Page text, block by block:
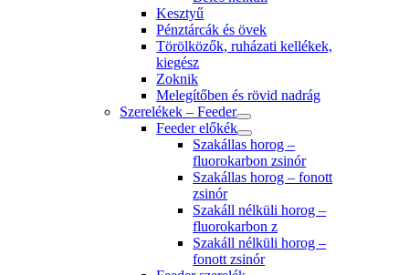
Kesztyű
Pénztárcák és övek
Törölközők, ruházati kellékek,
kiegész
Zoknik
Melegítőben és rövid nadrág
Szerelékek – Feeder
Feeder előkék
Szakállas horog –
fluorokarbon zsinór
Szakállas horog – fonott
zsinór
Szakáll nélküli horog –
fluorokarbon z
Szakáll nélküli horog –
fonott zsinór